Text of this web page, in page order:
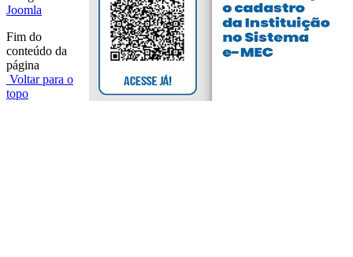
Joomla
Fim do
conteúdo da
página
Voltar para o
topo